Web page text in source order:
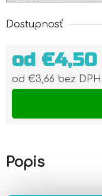
Dostupnosť
od €4,50
od €3,66 bez DPH
Popis